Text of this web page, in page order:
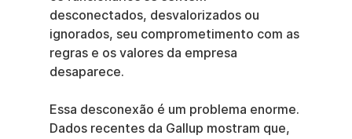
desconectados, desvalorizados ou
ignorados, seu comprometimento com as
regras e os valores da empresa
desaparece.
Essa desconexão é um problema enorme.
Dados recentes da Gallup mostram que,